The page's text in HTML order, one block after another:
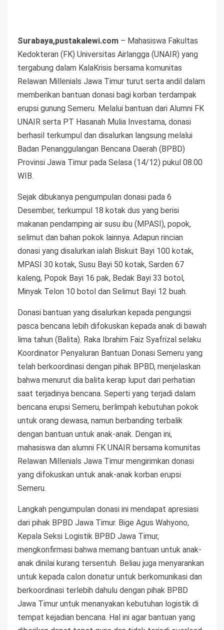
Surabaya,pustakalewi.com – Mahasiswa Fakultas
Kedokteran (FK) Universitas Airlangga (UNAIR) yang
tergabung dalam KalaKrisis bersama komunitas
Relawan Millenials Jawa Timur turut serta andil dalam
memberikan bantuan donasi bagi korban terdampak
erupsi gunung Semeru. Melalui bantuan dari Alumni FK
UNAIR serta PT Hasanah Mulia Investama, donasi
berhasil terkumpul dan disalurkan langsung melalui
Badan Penanggulangan Bencana Daerah (BPBD)
Provinsi Jawa Timur pada Selasa (14/12) pukul 08.00
WIB.
Sejak dibukanya pengumpulan donasi pada 6
Desember, terkumpul 18 kotak dus yang berisi
makanan pendamping air susu ibu (MPASI), popok,
selimut dan bahan pokok lainnya. Adapun rincian
donasi yang disalurkan ialah Biskuit Bayi 100 kotak,
MPASI 30 kotak, Susu Bayi 50 kotak, Sarden 67
kaleng, Popok Bayi 16 pak, Bedak Bayi 33 botol,
Minyak Telon 10 botol dan Selimut Bayi 12 buah.
Donasi bantuan yang disalurkan kepada pengungsi
pasca bencana lebih difokuskan kepada anak di bawah
lima tahun (Balita). Raka Ibrahim Faiz Syafrizal selaku
Koordinator Penyaluran Bantuan Donasi Semeru yang
telah berkoordinasi dengan pihak BPBD, menjelaskan
bahwa menurut dia balita kerap luput dari perhatian
saat terjadinya bencana. Seperti yang terjadi dalam
bencana erupsi Semeru, berlimpah kebutuhan pokok
untuk orang dewasa, namun berbanding terbalik
dengan bantuan untuk anak-anak. Dengan ini,
mahasiswa dan alumni FK UNAIR bersama komunitas
Relawan Millenials Jawa Timur mengirimkan donasi
yang difokuskan untuk anak-anak korban erupsi
Semeru.
Langkah pengumpulan donasi ini mendapat apresiasi
dari pihak BPBD Jawa Timur. Bige Agus Wahyono,
Kepala Seksi Logistik BPBD Jawa Timur,
mengkonfirmasi bahwa memang bantuan untuk anak-
anak dinilai kurang tersentuh. Beliau juga menyarankan
untuk kepada calon donatur untuk berkomunikasi dan
berkoordinasi terlebih dahulu dengan pihak BPBD
Jawa Timur untuk menanyakan kebutuhan logistik di
tempat kejadian bencana. Hal ini agar bantuan yang